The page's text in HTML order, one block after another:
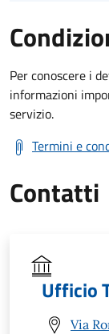
Per conoscere i
informazioni
servizio.
Termini e
Contatti
Ufficio
Via